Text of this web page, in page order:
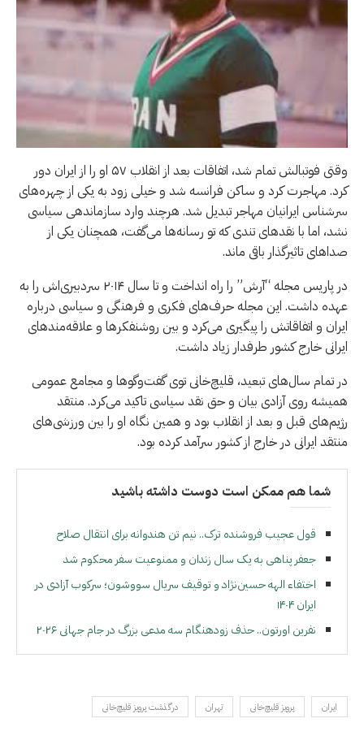
وقتی فوتبالش تمام شد، اتفاقات بعد از انقلاب ۵۷ او را از ایران دور
کرد. مهاجرت کرد و ساکن فرانسه شد و خیلی زود به یکی از چهره‌های
سرشناس ایرانیان مهاجر تبدیل شد. هرچند وارد سازماندهی سیاسی
نشد، اما با نقدهای تندی که تو رسانه‌ها می‌گفت، همچنان یکی از
صداهای تاثیرگذار باقی ماند.
در پاریس مجله “آرش” را راه انداخت و تا سال ۲۰۱۴ سردبیری‌اش را به
عهده داشت. این مجله حرف‌های فکری و فرهنگی و سیاسی درباره
ایران و اتفاقاتش را پیگیری می‌کرد و بین روشنفکرها و علاقه‌مندهای
ایرانی خارج کشور طرفدار زیاد داشت.
در تمام سال‌های تبعید، قلیچ‌خانی توی گفت‌وگوها و مجامع عمومی
همیشه روی آزادی بیان و حق نقد سیاسی تاکید می‌کرد. منتقد
رژیم‌های قبل و بعد از انقلاب بود و همین نگاه او را بین ورزشی‌های
منتقد ایرانی در خارج از کشور سرآمد کرده بود.
شما هم ممکن است دوست داشته باشید
قول عجیب فروشنده ترک.. نیم تن هندوانه برای انتقال صلاح
جعفر پناهی به یک سال زندان و ممنوعیت سفر محکوم شد
اختفاء الهه حسین‌نژاد و توقیف سریال سووشون؛ سرکوب آزادی در
ایران ۱۴۰۴
نفرین اورتون.. حذف زودهنگام سه مدعی بزرگ در جام جهانی ۲۰۲۶
ايران پرویز قلیچ‌خانی تهران درگذشت پرویز قلیچ‌خانی